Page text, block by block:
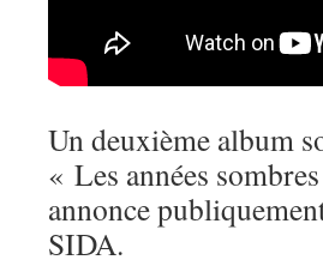
Un deuxième album
« Les années
annonce
SIDA.